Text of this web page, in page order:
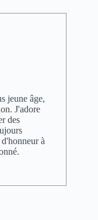
jeune âge,
J'adore
des
à